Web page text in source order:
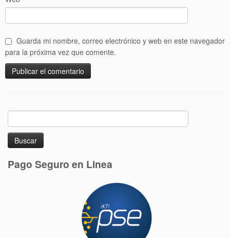
Guarda mi nombre, correo electrónico y web en este navegador
para la próxima vez que comente.
Pago Seguro en Linea